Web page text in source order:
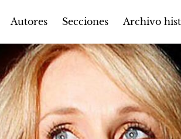
Autores Secciones Archivo